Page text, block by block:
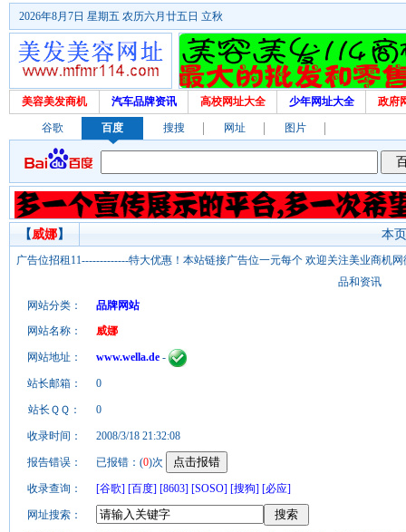
2026年8月7日 星期五 农历六月廿五日 立秋
美容美发商机 汽车品牌资讯 高校网址大全 少年网址大全 政府
谷歌 百度 搜搜 网址 图片
本
【威娜】
广告位招租11-------------特大优惠！本站链接广告位一元每个 欢迎关注美业商机
品和资讯
网站分类：
品牌网站
网站名称：
威娜
网站地址： www.wella.de -
站长邮箱： 0
站长ＱＱ： 0
收录时间： 2008/3/18 21:32:08
报告错误： 已报错：(0)次
收录查询： [谷歌] [百度] [8603] [SOSO] [搜狗] [必应]
网址搜索：